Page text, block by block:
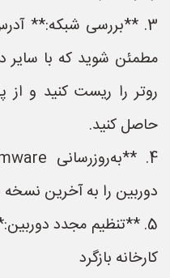
مطمئن شوید که با سایر
روتر را ریست کنید و از
حاصل کنید.
دوربین را به آخرین نسخه
5. **تنظیم مجدد
کارخانه بازگرد